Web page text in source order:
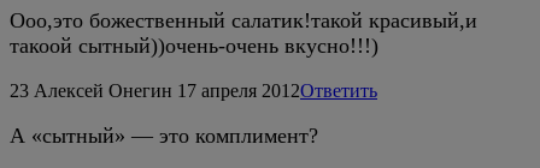
Ооо,это божественный салатик!такой красивый,и
такоой сытный))очень-очень вкусно!!!)
23 Алексей Онегин 17 апреля 2012Ответить
А «сытный» — это комплимент?